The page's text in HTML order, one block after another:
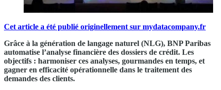
Cet article a été publié originellement sur mydatacompany.fr
Grâce à la génération de langage naturel (NLG), BNP Paribas
automatise l’analyse financière des dossiers de crédit. Les
objectifs : harmoniser ces analyses, gourmandes en temps, et
gagner en efficacité opérationnelle dans le traitement des
demandes des clients.